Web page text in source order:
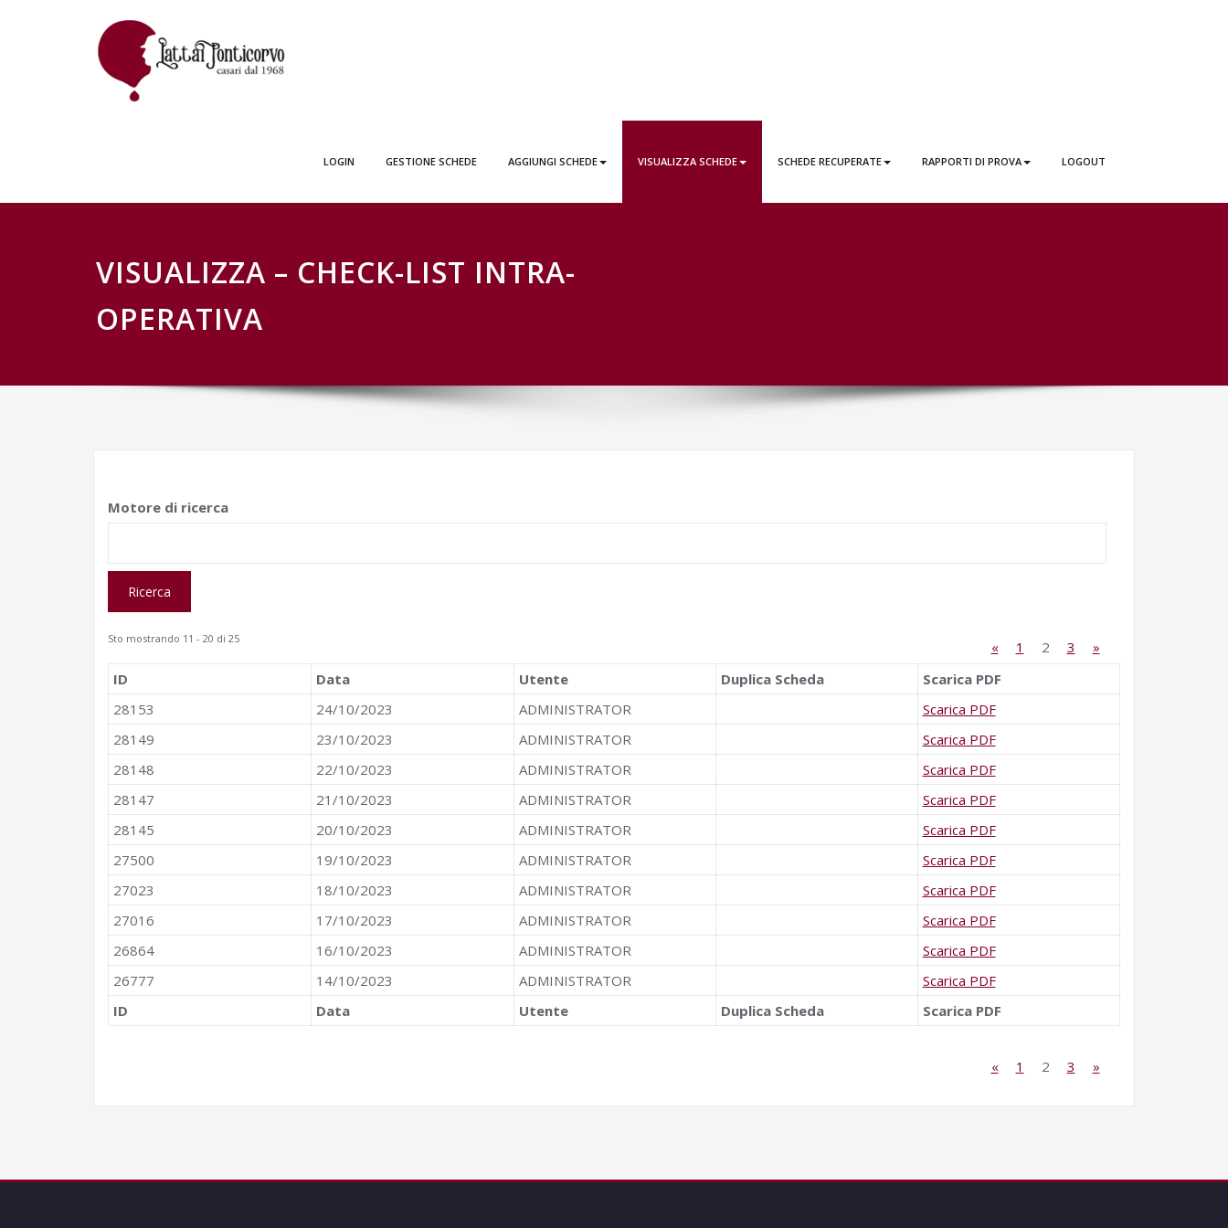
LOGIN GESTIONE SCHEDE AGGIUNGI SCHEDE VISUALIZZA SCHEDE SCHEDE RECUPERATE RAPPORTI DI PROVA LOGOUT
VISUALIZZA – CHECK-LIST INTRA-
OPERATIVA
Motore di ricerca
Sto mostrando 11 - 20 di 25 « 1 2 3
»
ID
Data Utente Duplica Scheda
Scarica PDF
28153
24/10/2023 ADMINISTRATOR
Scarica PDF
28149
23/10/2023 ADMINISTRATOR
Scarica PDF
28148
22/10/2023 ADMINISTRATOR
Scarica PDF
28147
21/10/2023 ADMINISTRATOR
Scarica PDF
28145
20/10/2023 ADMINISTRATOR
Scarica PDF
27500
19/10/2023 ADMINISTRATOR
Scarica PDF
27023
18/10/2023 ADMINISTRATOR
Scarica PDF
27016
17/10/2023 ADMINISTRATOR
Scarica PDF
26864
16/10/2023 ADMINISTRATOR
Scarica PDF
26777
14/10/2023 ADMINISTRATOR
Scarica PDF
ID
Data Utente Duplica Scheda Scarica PDF
« 1 2 3 »